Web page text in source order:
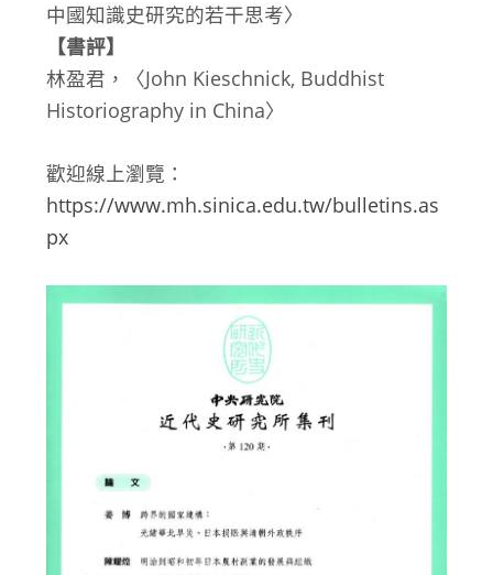
中國知識史研究的若干思考〉
【書評】
林盈君，〈John Kieschnick, Buddhist
Historiography in China〉
歡迎線上瀏覽：
https://www.mh.sinica.edu.tw/bulletins.as
px